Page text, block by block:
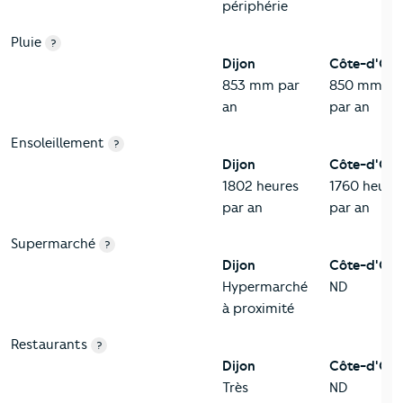
périphérie
Pluie ?
Dijon
853 mm par
an
Côte-d'Or
850 mm
par an
Ensoleillement ?
Dijon
1802 heures
par an
Côte-d'Or
1760
par an
Supermarché ?
Dijon
Hypermarché
à proximité
Côte-d'Or
ND
Restaurants ?
Dijon
Très
Côte-d'Or
ND